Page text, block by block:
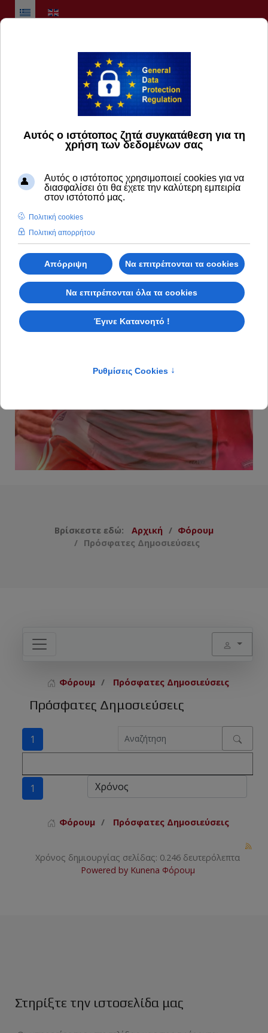
Βρίσκεστε εδώ: Αρχική
Φόρουμ
Πρόσφατες Δημοσιεύσεις
Φόρουμ Πρόσφατες Δημοσιεύσεις
Πρόσφατες Δημοσιεύσεις
1
1
Φόρουμ Πρόσφατες Δημοσιεύσεις
Χρόνος δημιουργίας σελίδας: 0.246 δευτερόλεπτα
Powered by Kunena Φόρουμ
Στηρίξτε την ιστοσελίδα μας